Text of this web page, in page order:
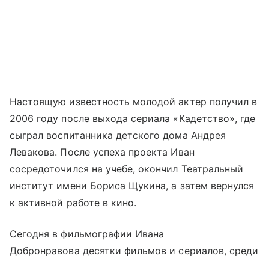
Настоящую известность молодой актер получил в
2006 году после выхода сериала «Кадетство», где
сыграл воспитанника детского дома Андрея
Левакова. После успеха проекта Иван
сосредоточился на учебе, окончил Театральный
институт имени Бориса Щукина, а затем вернулся
к активной работе в кино.
Сегодня в фильмографии Ивана
Добронравова десятки фильмов и сериалов, среди